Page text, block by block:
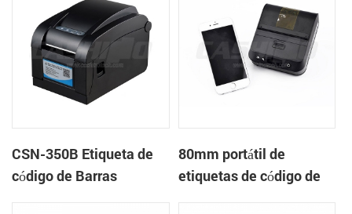
CSN-350B Etiqueta de
código de Barras
80mm portátil de
etiquetas de código de